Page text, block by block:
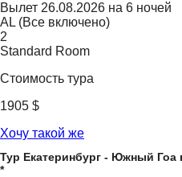
Вылет 26.08.2026 на 6 ночей
AL (Все включено)
2
Standard Room
Стоимость тура
1905 $
Хочу такой же
Тур Екатеринбург - Южный Гоа
*